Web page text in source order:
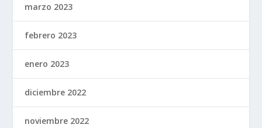
marzo 2023
febrero 2023
enero 2023
diciembre 2022
noviembre 2022